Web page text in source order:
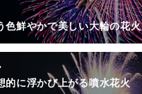
色鮮やかで美しい大輪の花火
的に浮かび上がる噴水花火